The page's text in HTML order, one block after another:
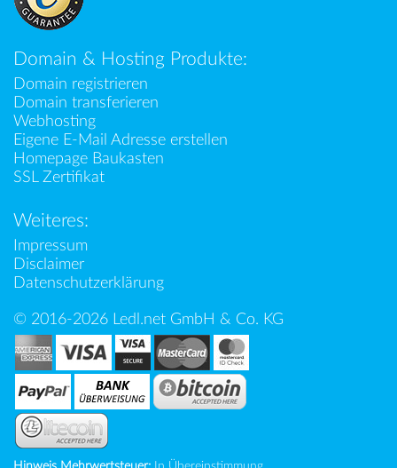
Domain & Hosting Produkte:
Domain registrieren
Domain transferieren
Webhosting
Eigene E-Mail Adresse erstellen
Homepage Baukasten
SSL Zertifikat
Weiteres:
Impressum
Disclaimer
Datenschutzerklärung
© 2016-2026 Ledl.net GmbH & Co. KG